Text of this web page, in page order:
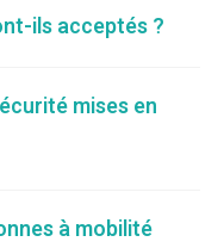
ils acceptés ?
mises en
à mobilité